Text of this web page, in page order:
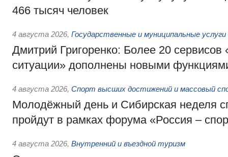
466 тысяч человек
4 августа 2026, Государственные и муниципальные услуги
Дмитрий Григоренко: Более 20 сервисов
ситуации» дополнены новыми
4 августа 2026, Спорт высших достижений и массовый
Молодёжный день и Сибирская неделя
пройдут в рамках форума «Россия –
4 августа 2026, Внутренний и въездной туризм